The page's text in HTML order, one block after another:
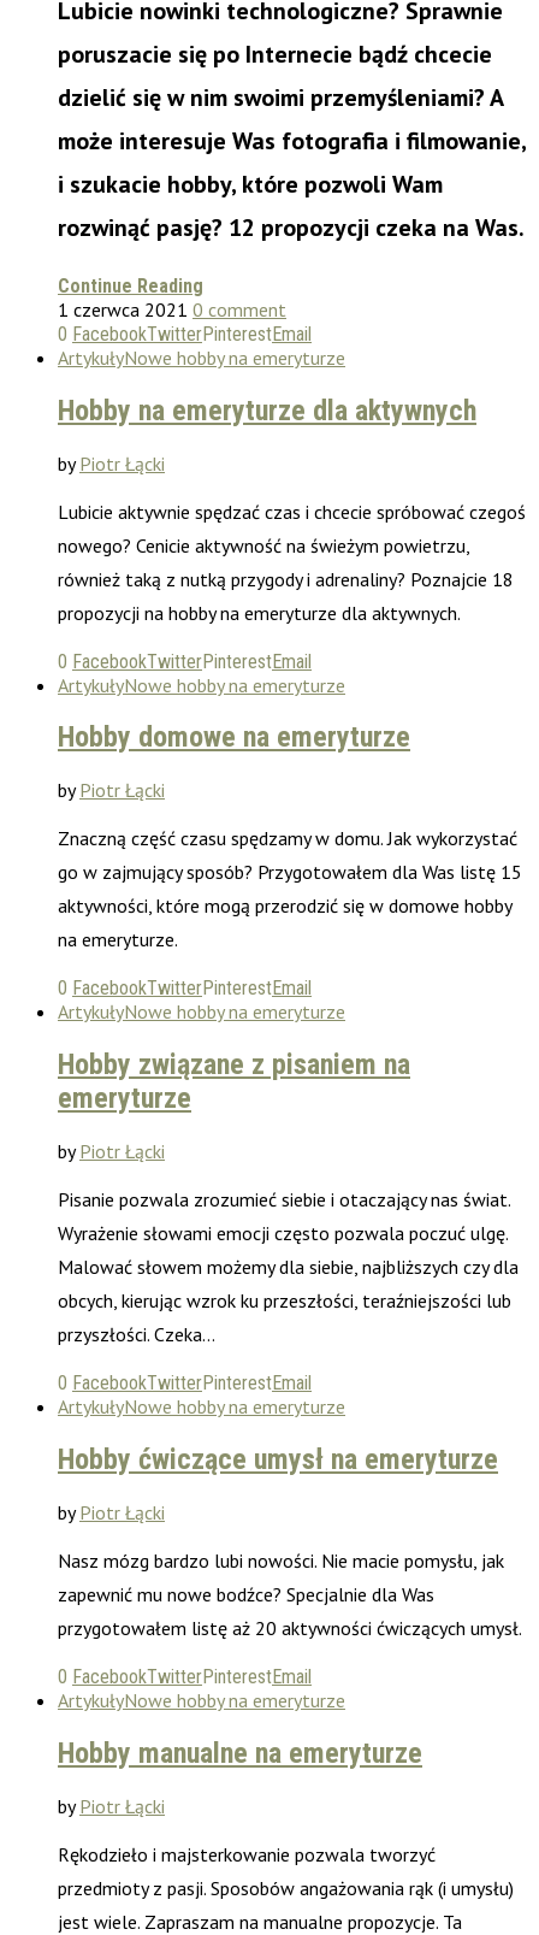
Lubicie nowinki technologiczne? Sprawnie
poruszacie się po Internecie bądź chcecie
dzielić się w nim swoimi przemyśleniami? A
może interesuje Was fotografia i filmowanie,
i szukacie hobby, które pozwoli Wam
rozwinąć pasję? 12 propozycji czeka na Was.
Continue Reading
1 czerwca 2021 0 comment
0 FacebookTwitterPinterestEmail
ArtykułyNowe hobby na emeryturze
Hobby na emeryturze dla aktywnych
byPiotr Łącki
Lubicie aktywnie spędzać czas i chcecie spróbować czegoś
nowego? Cenicie aktywność na świeżym powietrzu,
również taką z nutką przygody i adrenaliny? Poznajcie 18
propozycji na hobby na emeryturze dla aktywnych.
0 FacebookTwitterPinterestEmail
ArtykułyNowe hobby na emeryturze
Hobby domowe na emeryturze
byPiotr Łącki
Znaczną część czasu spędzamy w domu. Jak wykorzystać
go w zajmujący sposób? Przygotowałem dla Was listę 15
aktywności, które mogą przerodzić się w domowe hobby
na emeryturze.
0 FacebookTwitterPinterestEmail
ArtykułyNowe hobby na emeryturze
Hobby związane z pisaniem na
emeryturze
byPiotr Łącki
Pisanie pozwala zrozumieć siebie i otaczający nas świat.
Wyrażenie słowami emocji często pozwala poczuć ulgę.
Malować słowem możemy dla siebie, najbliższych czy dla
obcych, kierując wzrok ku przeszłości, teraźniejszości lub
przyszłości. Czeka…
0 FacebookTwitterPinterestEmail
ArtykułyNowe hobby na emeryturze
Hobby ćwiczące umysł na emeryturze
byPiotr Łącki
Nasz mózg bardzo lubi nowości. Nie macie pomysłu, jak
zapewnić mu nowe bodźce? Specjalnie dla Was
przygotowałem listę aż 20 aktywności ćwiczących umysł.
0 FacebookTwitterPinterestEmail
ArtykułyNowe hobby na emeryturze
Hobby manualne na emeryturze
byPiotr Łącki
Rękodzieło i majsterkowanie pozwala tworzyć
przedmioty z pasji. Sposobów angażowania rąk (i umysłu)
jest wiele. Zapraszam na manualne propozycje. Ta